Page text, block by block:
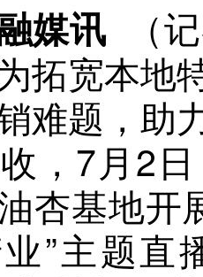
媒讯
（
拓宽本地
难题，助
，7月2
杏基地开
”主题直